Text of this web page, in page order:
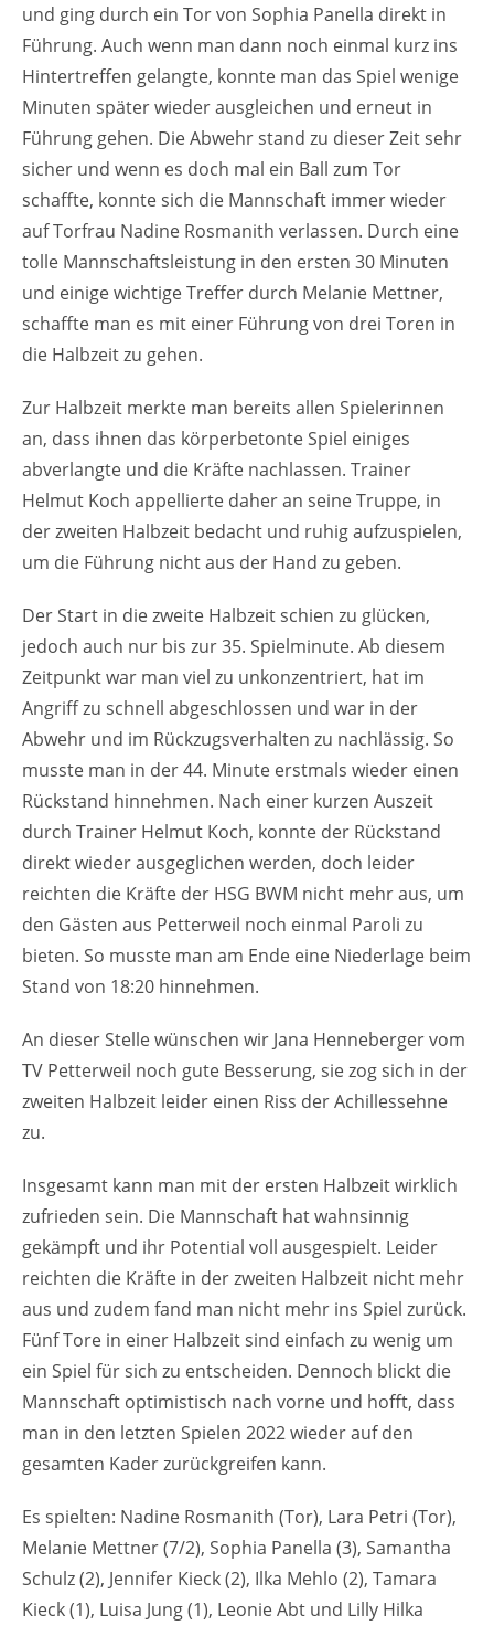
und ging durch ein Tor von Sophia Panella direkt in
Führung. Auch wenn man dann noch einmal kurz ins
Hintertreffen gelangte, konnte man das Spiel wenige
Minuten später wieder ausgleichen und erneut in
Führung gehen. Die Abwehr stand zu dieser Zeit sehr
sicher und wenn es doch mal ein Ball zum Tor
schaffte, konnte sich die Mannschaft immer wieder
auf Torfrau Nadine Rosmanith verlassen. Durch eine
tolle Mannschaftsleistung in den ersten 30 Minuten
und einige wichtige Treffer durch Melanie Mettner,
schaffte man es mit einer Führung von drei Toren in
die Halbzeit zu gehen.
Zur Halbzeit merkte man bereits allen Spielerinnen
an, dass ihnen das körperbetonte Spiel einiges
abverlangte und die Kräfte nachlassen. Trainer
Helmut Koch appellierte daher an seine Truppe, in
der zweiten Halbzeit bedacht und ruhig aufzuspielen,
um die Führung nicht aus der Hand zu geben.
Der Start in die zweite Halbzeit schien zu glücken,
jedoch auch nur bis zur 35. Spielminute. Ab diesem
Zeitpunkt war man viel zu unkonzentriert, hat im
Angriff zu schnell abgeschlossen und war in der
Abwehr und im Rückzugsverhalten zu nachlässig. So
musste man in der 44. Minute erstmals wieder einen
Rückstand hinnehmen. Nach einer kurzen Auszeit
durch Trainer Helmut Koch, konnte der Rückstand
direkt wieder ausgeglichen werden, doch leider
reichten die Kräfte der HSG BWM nicht mehr aus, um
den Gästen aus Petterweil noch einmal Paroli zu
bieten. So musste man am Ende eine Niederlage beim
Stand von 18:20 hinnehmen.
An dieser Stelle wünschen wir Jana Henneberger vom
TV Petterweil noch gute Besserung, sie zog sich in der
zweiten Halbzeit leider einen Riss der Achillessehne
zu.
Insgesamt kann man mit der ersten Halbzeit wirklich
zufrieden sein. Die Mannschaft hat wahnsinnig
gekämpft und ihr Potential voll ausgespielt. Leider
reichten die Kräfte in der zweiten Halbzeit nicht mehr
aus und zudem fand man nicht mehr ins Spiel zurück.
Fünf Tore in einer Halbzeit sind einfach zu wenig um
ein Spiel für sich zu entscheiden. Dennoch blickt die
Mannschaft optimistisch nach vorne und hofft, dass
man in den letzten Spielen 2022 wieder auf den
gesamten Kader zurückgreifen kann.
Es spielten: Nadine Rosmanith (Tor), Lara Petri (Tor),
Melanie Mettner (7/2), Sophia Panella (3), Samantha
Schulz (2), Jennifer Kieck (2), Ilka Mehlo (2), Tamara
Kieck (1), Luisa Jung (1), Leonie Abt und Lilly Hilka